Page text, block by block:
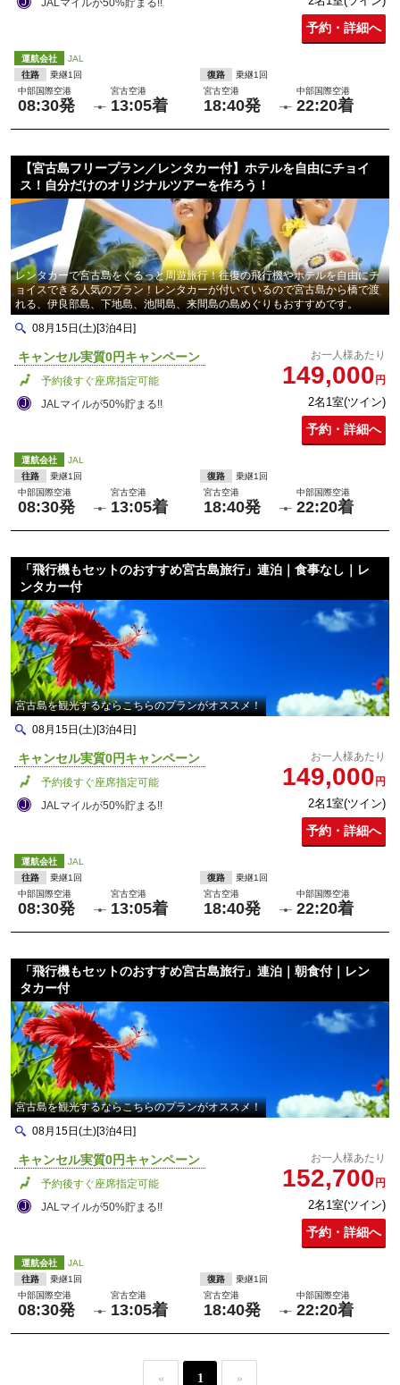
JALマイルが50%貯まる!!
予約・詳細へ
運航会社
JAL
往路
乗継1回
中部国際空港
08:30発
宮古空港
13:05着
復路
乗継1回
宮古空港
18:40発
中部国際空港
22:20着
【宮古島フリープラン／レンタカー付】ホテルを自由にチョイ
ス！自分だけのオリジナルツアーを作ろう！
レンタカーで宮古島をぐるっと周遊旅行！往復の飛行機やホテルを自由にチ
ョイスできる人気のプラン！レンタカーが付いているので宮古島から橋で渡
れる、伊良部島、下地島、池間島、来間島の島めぐりもおすすめです。
08月15日(土)[3泊4日]
キャンセル実質0円キャンペーン
予約後すぐ座席指定可能
JALマイルが50%貯まる!!
お一人様あたり
149,000 円
2名1室(ツイン)
予約・詳細へ
運航会社
JAL
往路
乗継1回
中部国際空港
08:30発
宮古空港
13:05着
復路
乗継1回
宮古空港
18:40発
中部国際空港
22:20着
「飛行機もセットのおすすめ宮古島旅行」連泊｜食事なし｜レ
ンタカー付
宮古島を観光するならこちらのプランがオススメ！
08月15日(土)[3泊4日]
キャンセル実質0円キャンペーン
予約後すぐ座席指定可能
JALマイルが50%貯まる!!
お一人様あたり
149,000 円
2名1室(ツイン)
予約・詳細へ
運航会社
JAL
往路
乗継1回
中部国際空港
08:30発
宮古空港
13:05着
復路
乗継1回
宮古空港
18:40発
中部国際空港
22:20着
「飛行機もセットのおすすめ宮古島旅行」連泊｜朝食付｜レン
タカー付
宮古島を観光するならこちらのプランがオススメ！
08月15日(土)[3泊4日]
キャンセル実質0円キャンペーン
予約後すぐ座席指定可能
JALマイルが50%貯まる!!
お一人様あたり
152,700 円
2名1室(ツイン)
予約・詳細へ
運航会社
JAL
往路
乗継1回
中部国際空港
08:30発
宮古空港
13:05着
復路
乗継1回
宮古空港
18:40発
中部国際空港
22:20着
« 1 »